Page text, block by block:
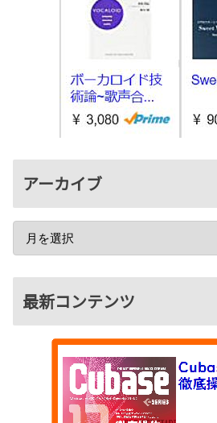
アーカイブ
最新コンテンツ